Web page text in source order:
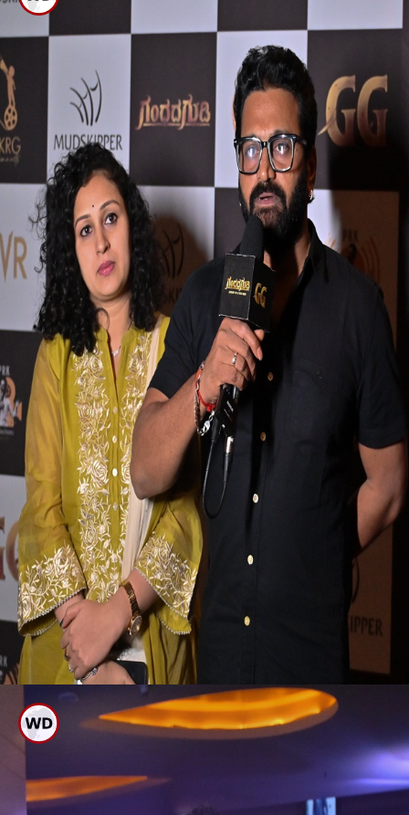
ಗಂಧದ ಗುಡಿ ಪ್ರೀಮಿಯರ್ ಶೋಗೆ
ಬಂದ ಸ್ಟಾರ್ ಗಳು
ಗಂಧದ ಗುಡಿ ಪ್ರೀಮಿಯರ್ ಶೋಗೆ